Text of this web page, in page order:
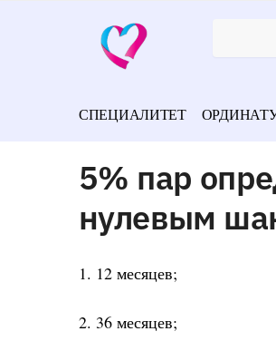
СПЕЦИАЛИТЕТ
5% пар
нулевым
1. 12 месяцев;
2. 36 месяцев;